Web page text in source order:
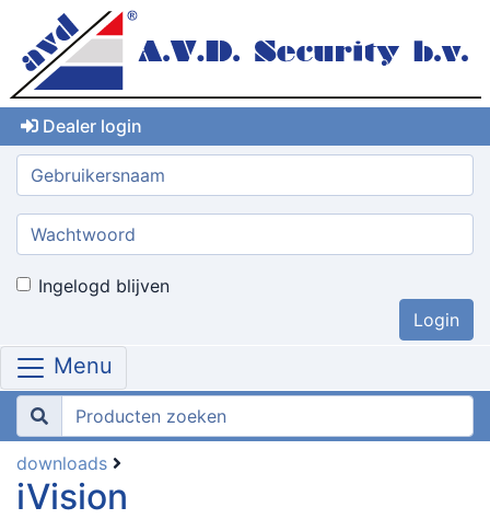
Dealer login
Gebruikersnaam:
Wachtwoord:
Ingelogd blijven
Menu
downloads
iVision